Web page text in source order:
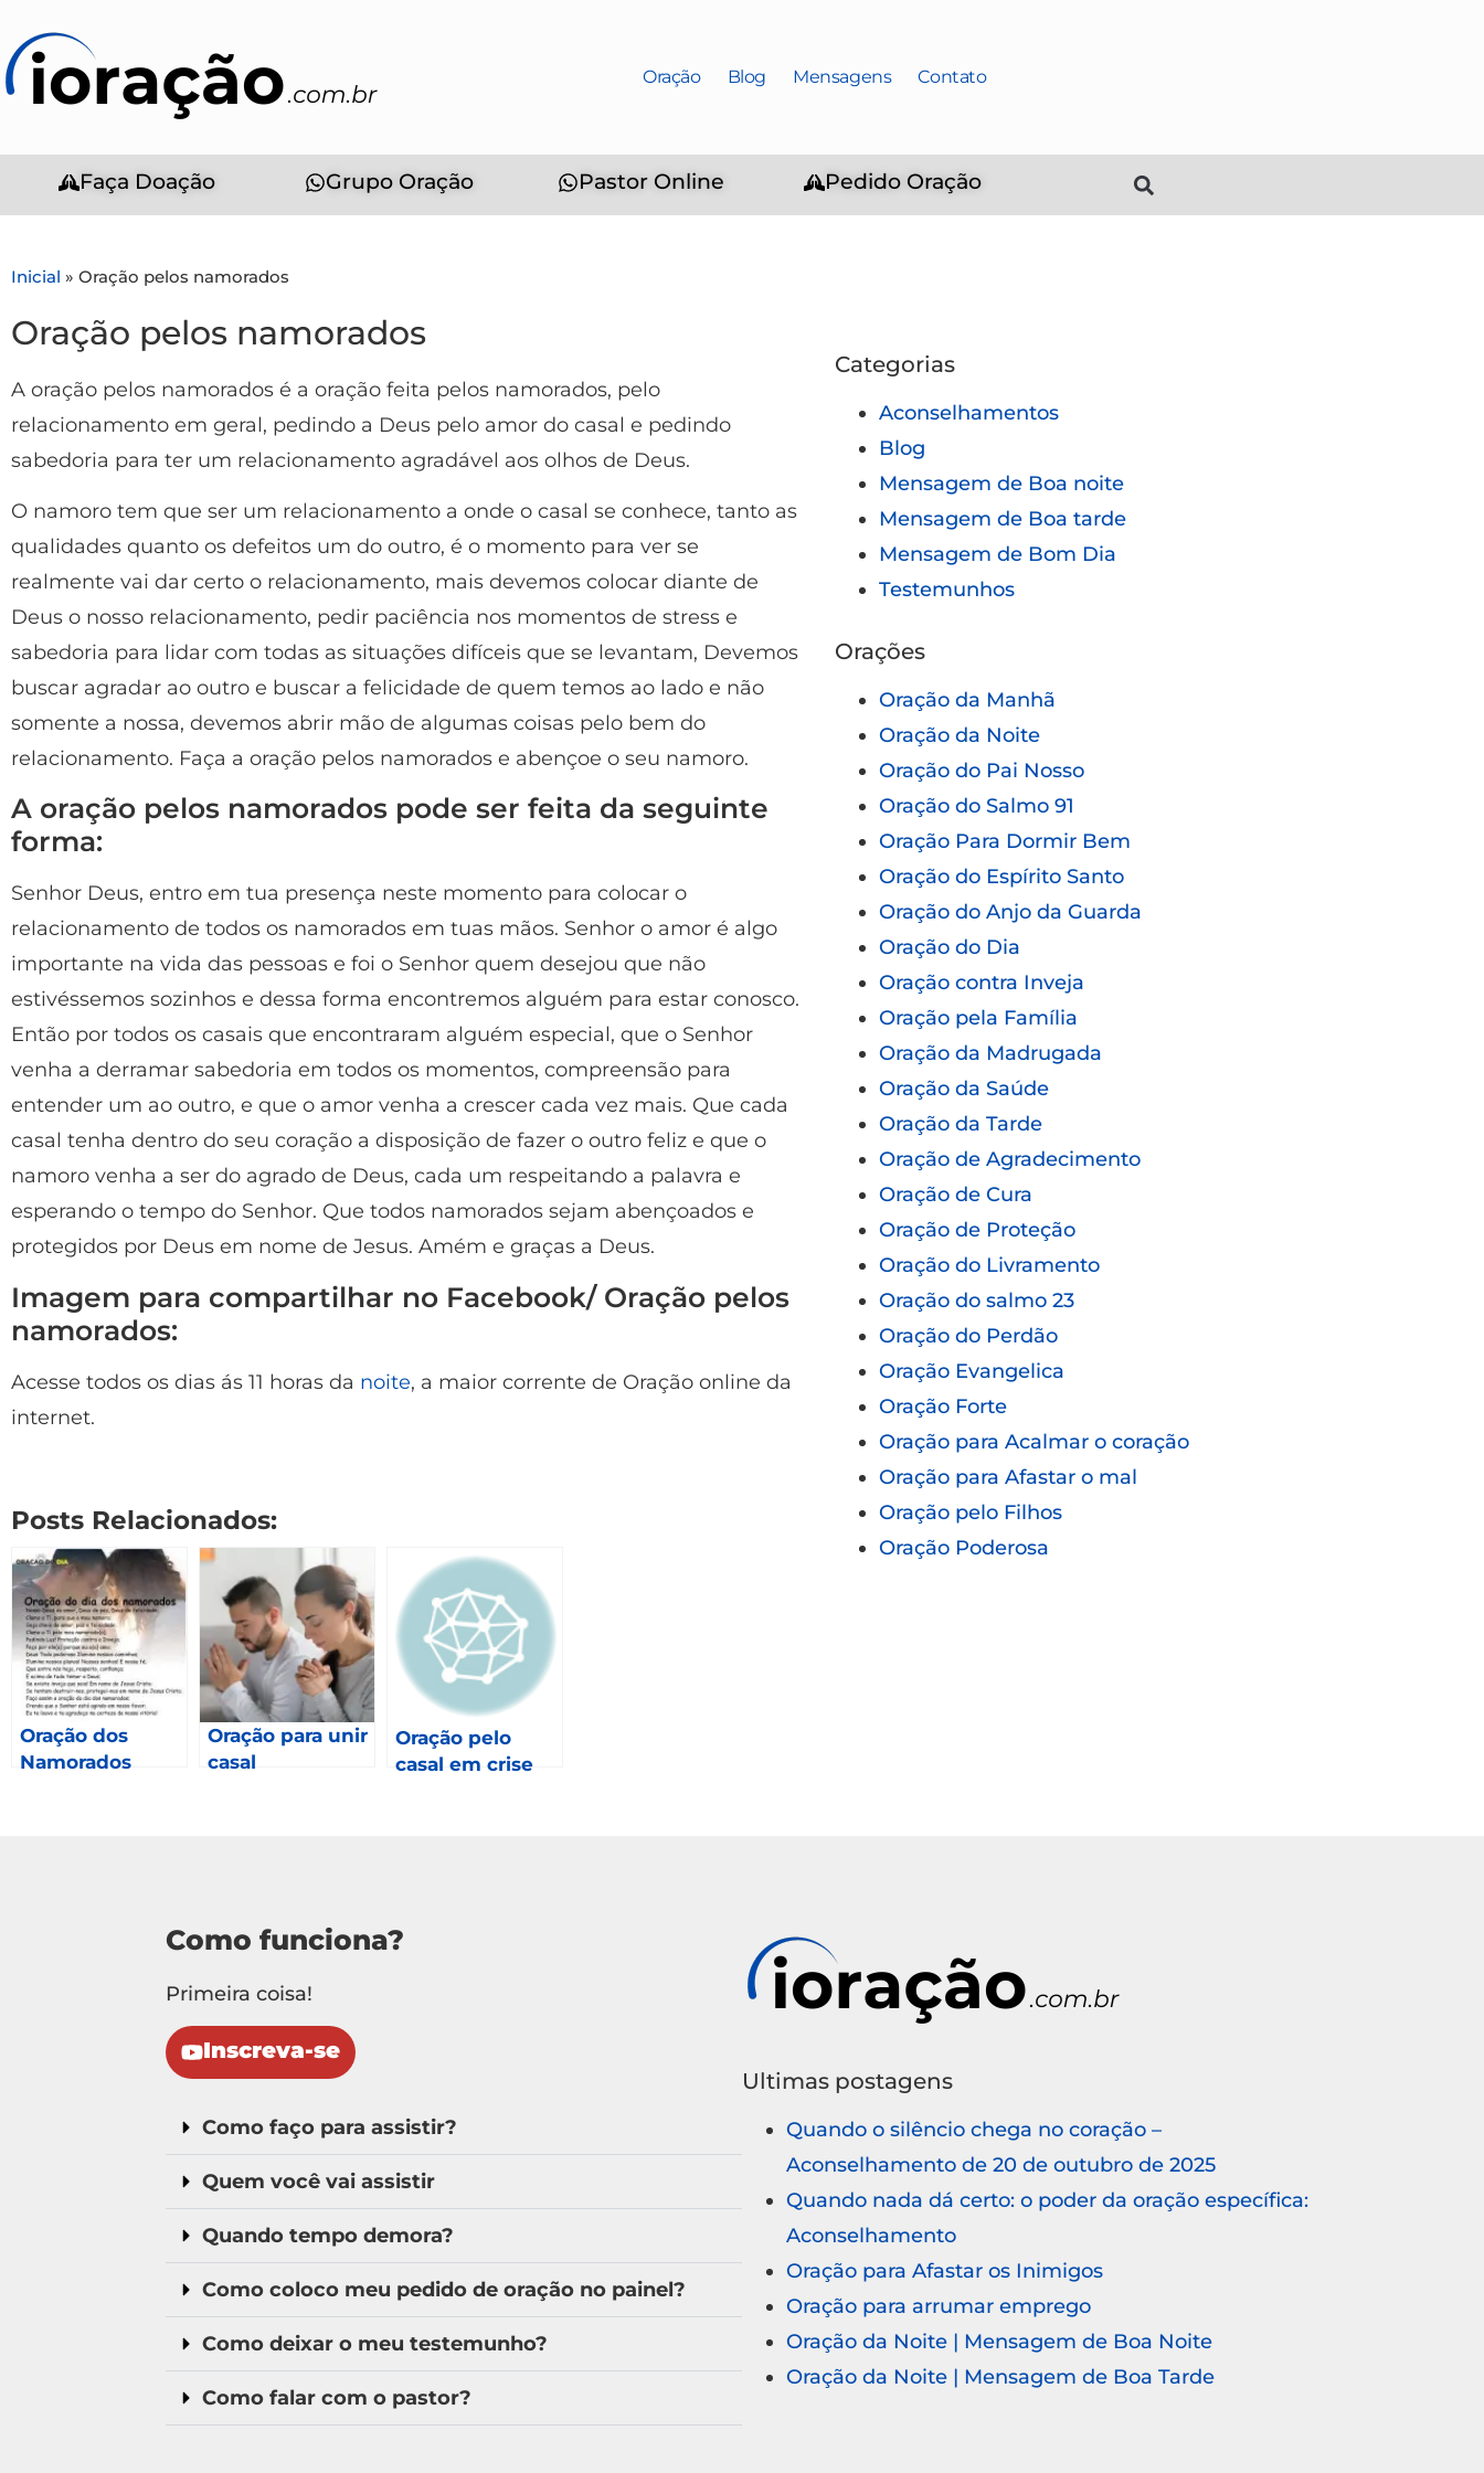
Oração Blog Mensagens Contato
Faça Doação Grupo Oração Pastor Online Pedido Oração
Inicial » Oração pelos namorados
Oração pelos namorados
A oração pelos namorados é a oração feita pelos namorados, pelo
relacionamento em geral, pedindo a Deus pelo amor do casal e pedindo
sabedoria para ter um relacionamento agradável aos olhos de Deus.
O namoro tem que ser um relacionamento a onde o casal se conhece, tanto as
qualidades quanto os defeitos um do outro, é o momento para ver se
realmente vai dar certo o relacionamento, mais devemos colocar diante de
Deus o nosso relacionamento, pedir paciência nos momentos de stress e
sabedoria para lidar com todas as situações difíceis que se levantam, Devemos
buscar agradar ao outro e buscar a felicidade de quem temos ao lado e não
somente a nossa, devemos abrir mão de algumas coisas pelo bem do
relacionamento. Faça a oração pelos namorados e abençoe o seu namoro.
A oração pelos namorados pode ser feita da seguinte
forma:
Senhor Deus, entro em tua presença neste momento para colocar o
relacionamento de todos os namorados em tuas mãos. Senhor o amor é algo
importante na vida das pessoas e foi o Senhor quem desejou que não
estivéssemos sozinhos e dessa forma encontremos alguém para estar conosco.
Então por todos os casais que encontraram alguém especial, que o Senhor
venha a derramar sabedoria em todos os momentos, compreensão para
entender um ao outro, e que o amor venha a crescer cada vez mais. Que cada
casal tenha dentro do seu coração a disposição de fazer o outro feliz e que o
namoro venha a ser do agrado de Deus, cada um respeitando a palavra e
esperando o tempo do Senhor. Que todos namorados sejam abençoados e
protegidos por Deus em nome de Jesus. Amém e graças a Deus.
Imagem para compartilhar no Facebook/ Oração pelos
namorados:
Acesse todos os dias ás 11 horas da noite, a maior corrente de Oração online da
internet.
Posts Relacionados:
Oração dos
Namorados
Oração para unir
casal
Oração pelo
casal em crise
Categorias
Aconselhamentos
Blog
Mensagem de Boa noite
Mensagem de Boa tarde
Mensagem de Bom Dia
Testemunhos
Orações
Oração da Manhã
Oração da Noite
Oração do Pai Nosso
Oração do Salmo 91
Oração Para Dormir Bem
Oração do Espírito Santo
Oração do Anjo da Guarda
Oração do Dia
Oração contra Inveja
Oração pela Família
Oração da Madrugada
Oração da Saúde
Oração da Tarde
Oração de Agradecimento
Oração de Cura
Oração de Proteção
Oração do Livramento
Oração do salmo 23
Oração do Perdão
Oração Evangelica
Oração Forte
Oração para Acalmar o coração
Oração para Afastar o mal
Oração pelo Filhos
Oração Poderosa
Como funciona?
Primeira coisa!
Inscreva-se
Como faço para assistir?
Quem você vai assistir
Quando tempo demora?
Como coloco meu pedido de oração no painel?
Como deixar o meu testemunho?
Como falar com o pastor?
Ultimas postagens
Quando o silêncio chega no coração –
Aconselhamento de 20 de outubro de 2025
Quando nada dá certo: o poder da oração específica:
Aconselhamento
Oração para Afastar os Inimigos
Oração para arrumar emprego
Oração da Noite | Mensagem de Boa Noite
Oração da Noite | Mensagem de Boa Tarde